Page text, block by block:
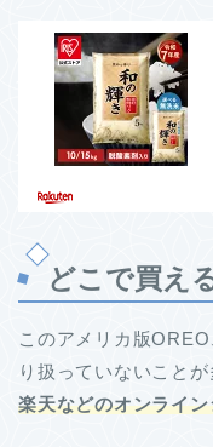
どこで買え
このアメリカ版
り扱っていないこと
楽天などのオンライ